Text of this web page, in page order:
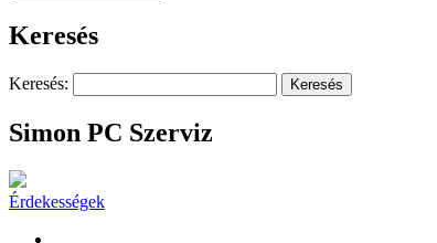
Keresés
Keresés:
Simon PC Szerviz
Érdekességek